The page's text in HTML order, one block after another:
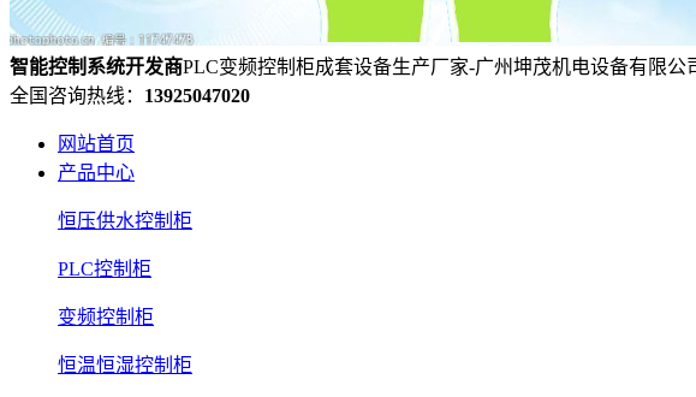
智能控制系统开发商PLC变频控制柜成套设备生产厂家-广州坤茂机电设备有限公
全国咨询热线： 13925047020
网站首页
产品中心
恒压供水控制柜
PLC控制柜
变频控制柜
恒温恒湿控制柜